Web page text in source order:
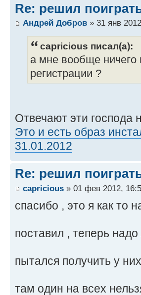
Re: решил
Андрей Добров » 31 янв
capricious писал(а):
а мне вообще ничего
регистрации ?
Отвечают эти господа
Это и есть образ
31.01.2012
Re: решил
capricious » 01 фев 2012,
спасибо , это я как то
поставил , теперь
пытался получить у
там один на всех